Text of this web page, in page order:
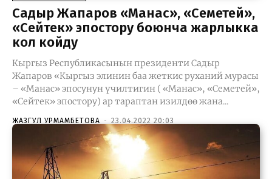
Садыр Жапаров «Манас», «Семетей»,
«Сейтек» эпостору боюнча жарлыкка
кол койду
Кыргыз Республикасынын президенти Садыр
Жапаров «Кыргыз элинин баа жеткис руханий мурасы
– «Манас» эпосунун үчилтигин ( «Манас», «Семетей»,
«Сейтек» эпостору) ар тараптан изилдөө жана...
ЖАЗГУЛ УРМАМБЕТОВА - 23.04.2022 20:03